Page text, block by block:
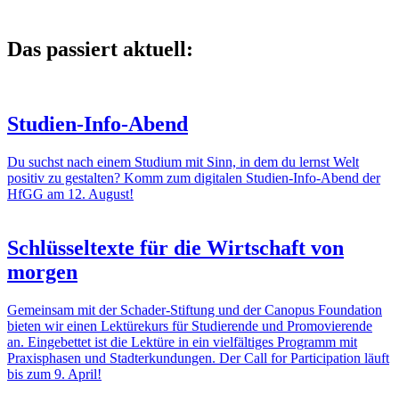
Das passiert aktuell:
Studien-Info-Abend
Du suchst nach einem Studium mit Sinn, in dem du lernst Welt
positiv zu gestalten? Komm zum digitalen Studien-Info-Abend der
HfGG am 12. August!
Schlüsseltexte für die Wirtschaft von
morgen
Gemeinsam mit der Schader-Stiftung und der Canopus Foundation
bieten wir einen Lektürekurs für Studierende und Promovierende
an. Eingebettet ist die Lektüre in ein vielfältiges Programm mit
Praxisphasen und Stadterkundungen. Der Call for Participation läuft
bis zum 9. April!